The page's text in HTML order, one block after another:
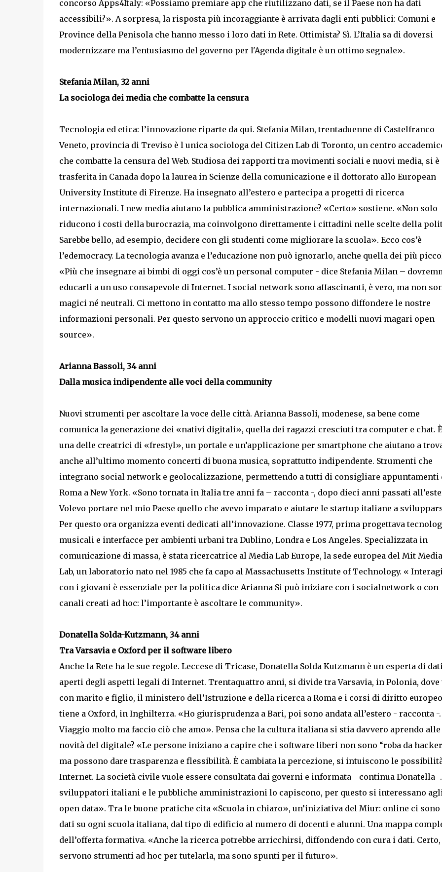
concorso Apps4Italy: «Possiamo premiare app che riutilizzano dati, se il Paese non ha dati
accessibili?». A sorpresa, la risposta più incoraggiante è arrivata dagli enti pubblici: Comuni e
Province della Penisola che hanno messo i loro dati in Rete. Ottimista? Sì. L’Italia sa di doversi
modernizzare ma l’entusiasmo del governo per l'Agenda digitale è un ottimo segnale».
Stefania Milan, 32 anni
La sociologa dei media che combatte la censura
Tecnologia ed etica: l’innovazione riparte da qui. Stefania Milan, trentaduenne di Castelfranco
Veneto, provincia di Treviso è l unica sociologa del Citizen Lab di Toronto, un centro
che combatte la censura del Web. Studiosa dei rapporti tra movimenti sociali e nuovi media, si è
trasferita in Canada dopo la laurea in Scienze della comunicazione e il dottorato allo European
University Institute di Firenze. Ha insegnato all’estero e partecipa a progetti di ricerca
internazionali. I new media aiutano la pubblica amministrazione? «Certo» sostiene. «Non solo
riducono i costi della burocrazia, ma coinvolgono direttamente i cittadini nelle scelte della
Sarebbe bello, ad esempio, decidere con gli studenti come migliorare la scuola». Ecco cos’è
l’edemocracy. La tecnologia avanza e l’educazione non può ignorarlo, anche quella dei più
«Più che insegnare ai bimbi di oggi cos’è un personal computer - dice Stefania Milan –
educarli a un uso consapevole di Internet. I social network sono affascinanti, è vero, ma non
magici né neutrali. Ci mettono in contatto ma allo stesso tempo possono diffondere le nostre
informazioni personali. Per questo servono un approccio critico e modelli nuovi magari open
source».
Arianna Bassoli, 34 anni
Dalla musica indipendente alle voci della community
Nuovi strumenti per ascoltare la voce delle città. Arianna Bassoli, modenese, sa bene come
comunica la generazione dei «nativi digitali», quella dei ragazzi cresciuti tra computer e chat. È
una delle creatrici di «frestyl», un portale e un’applicazione per smartphone che aiutano a
anche all’ultimo momento concerti di buona musica, soprattutto indipendente. Strumenti che
integrano social network e geolocalizzazione, permettendo a tutti di consigliare appuntamenti
Roma a New York. «Sono tornata in Italia tre anni fa – racconta -, dopo dieci anni passati
Volevo portare nel mio Paese quello che avevo imparato e aiutare le startup italiane a
Per questo ora organizza eventi dedicati all’innovazione. Classe 1977, prima progettava
musicali e interfacce per ambienti urbani tra Dublino, Londra e Los Angeles. Specializzata in
comunicazione di massa, è stata ricercatrice al Media Lab Europe, la sede europea del Mit Media
Lab, un laboratorio nato nel 1985 che fa capo al Massachusetts Institute of Technology. «
con i giovani è essenziale per la politica dice Arianna Si può iniziare con i socialnetwork o con
canali creati ad hoc: l’importante è ascoltare le community».
Donatella Solda-Kutzmann, 34 anni
Tra Varsavia e Oxford per il software libero
Anche la Rete ha le sue regole. Leccese di Tricase, Donatella Solda Kutzmann è un esperta di
aperti degli aspetti legali di Internet. Trentaquattro anni, si divide tra Varsavia, in Polonia, dove
con marito e figlio, il ministero dell’Istruzione e della ricerca a Roma e i corsi di diritto
tiene a Oxford, in Inghilterra. «Ho giurisprudenza a Bari, poi sono andata all’estero - racconta -.
Viaggio molto ma faccio ciò che amo». Pensa che la cultura italiana si stia davvero aprendo alle
novità del digitale? «Le persone iniziano a capire che i software liberi non sono “roba da
ma possono dare trasparenza e flessibilità. È cambiata la percezione, si intuiscono le
Internet. La società civile vuole essere consultata dai governi e informata - continua Donatella -
sviluppatori italiani e le pubbliche amministrazioni lo capiscono, per questo si interessano
open data». Tra le buone pratiche cita «Scuola in chiaro», un’iniziativa del Miur: online ci sono
dati su ogni scuola italiana, dal tipo di edificio al numero di docenti e alunni. Una mappa
dell’offerta formativa. «Anche la ricerca potrebbe arricchirsi, diffondendo con cura i dati. Certo,
servono strumenti ad hoc per tutelarla, ma sono spunti per il futuro».